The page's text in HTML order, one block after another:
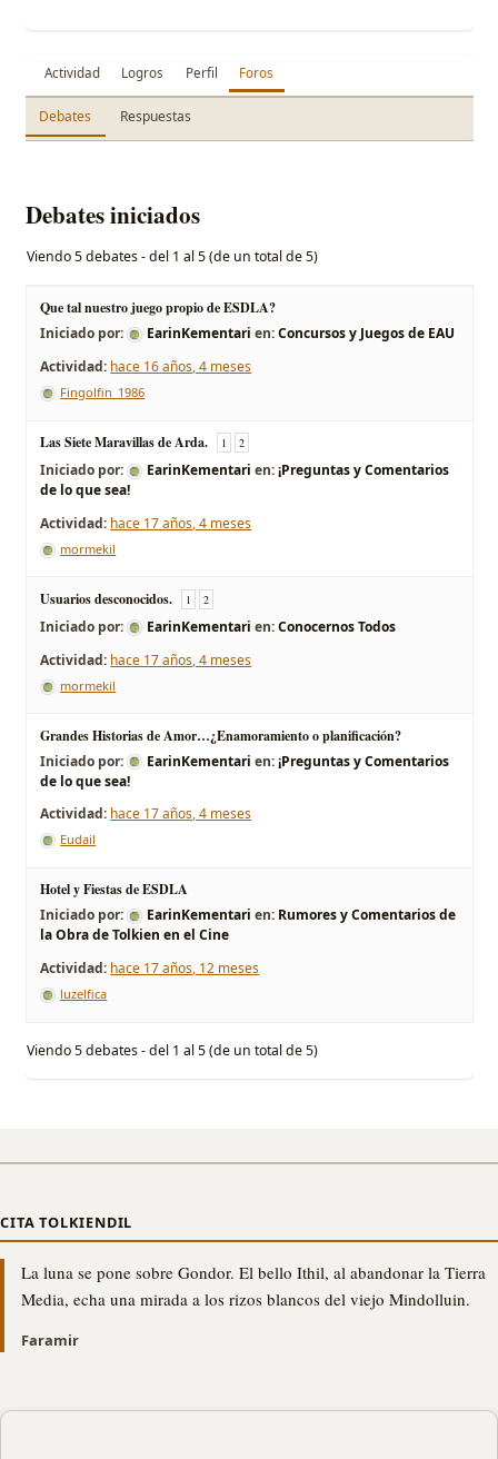
Actividad Logros Perfil Foros
Debates Respuestas
Debates iniciados
Viendo 5 debates - del 1 al 5 (de un total de 5)
Que tal nuestro juego propio de ESDLA?
Iniciado por:
EarinKementari en:Concursos y Juegos de EAU
hace 16 años, 4 meses
Fingolfin_1986
Las Siete Maravillas de Arda. 1 2
Iniciado por: EarinKementari en:¡Preguntas y Comentarios
de lo que sea!
hace 17 años, 4 meses
mormekil
Usuarios desconocidos. 1 2
Iniciado por: EarinKementari en:Conocernos Todos
hace 17 años, 4 meses
mormekil
Grandes Historias de Amor…¿Enamoramiento o planificación?
Iniciado por:
EarinKementari en:¡Preguntas y Comentarios
de lo que sea!
hace 17 años, 4 meses
Eudail
Hotel y Fiestas de ESDLA
Iniciado por:
EarinKementari en: Rumores y Comentarios de
la Obra de Tolkien en el Cine
hace 17 años, 12 meses
luzelfica
Viendo 5 debates - del 1 al 5 (de un total de 5)
CITA TOLKIENDIL
La luna se pone sobre Gondor. El bello Ithil, al abandonar la Tierra
Media, echa una mirada a los rizos blancos del viejo Mindolluin.
Faramir